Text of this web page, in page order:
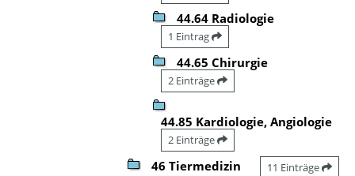
44.64 Radiologie
1 Eintrag
44.65 Chirurgie
2 Einträge
44.85 Kardiologie, Angiologie
2 Einträge
46 Tiermedizin 11 Einträge